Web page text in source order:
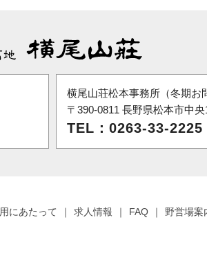
横尾山荘松本事務所（冬期お
〒390-0811 長野県松本市中央
TEL：0263-33-2225
にあたって 求人情報 FAQ 野営場案